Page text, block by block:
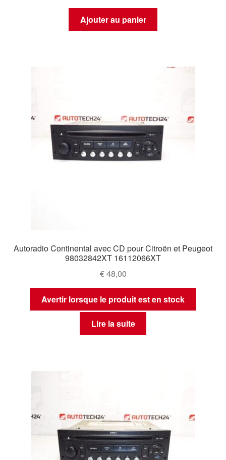
Ajouter au panier
Autoradio Continental avec CD pour Citroën et Peugeot
98032842XT 16112066XT
€48,00
Avertir lorsque le produit est en stock
Lire la suite